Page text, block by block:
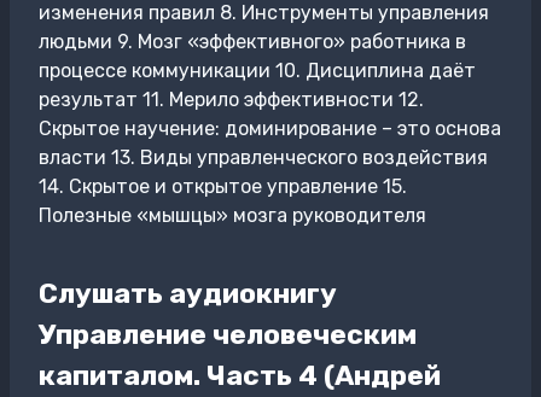
изменения правил 8. Инструменты управления
людьми 9. Мозг «эффективного» работника в
процессе коммуникации 10. Дисциплина даёт
результат 11. Мерило эффективности 12.
Скрытое научение: доминирование – это основа
власти 13. Виды управленческого воздействия
14. Скрытое и открытое управление 15.
Полезные «мышцы» мозга руководителя
Слушать аудиокнигу
Управление человеческим
капиталом. Часть 4 (Андрей